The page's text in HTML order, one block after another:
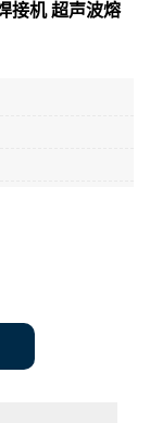
接机 超声波熔